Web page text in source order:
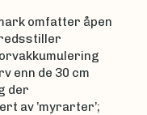
omfatter åpen
enn de 30 cm
der
av ’myrarter’;